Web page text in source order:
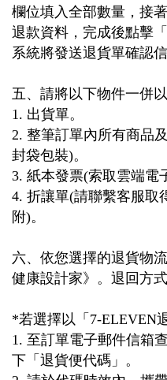
欄位填入全部數量，接
退款資料，完成後點擊
系統將發送退貨單確認
五、請將以下物件一併
1. 出貨單。
2. 整筆訂單內所有商品
封袋包裝)。
3. 紙本發票(索取雲端電
4. 折讓單(請聯繫客服取
附)。
六、依您選擇的退貨物
健康設計家》。退回方式
*若選擇以「 7-ELEVEN
1. 至訂單電子郵件信箱
下「退貨便代碼」。